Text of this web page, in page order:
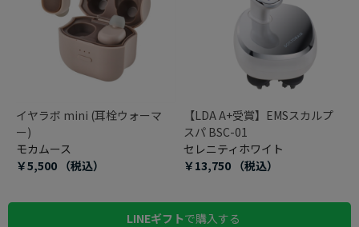
イヤラボ mini (耳栓ウォーマ
ー)
モカムース
￥5,500 （税込）
【LDA A+受賞】EMSスカルプ
スパ BSC-01
セレニティホワイト
￥13,750 （税込）
LINEギフトで購入する